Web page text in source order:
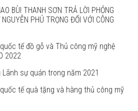
BÙI THANH SƠN TRẢ LỜI PHỎNG
PHÚ TRỌNG ĐỐI VỚI CÔNG
tế đồ gỗ và Thủ công mỹ nghệ
2022
sự quán trong năm 2021
tế quà tặng và hàng thủ công mỹ